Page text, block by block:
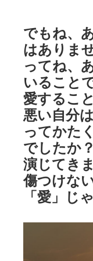
でもね、
はありま
ってね、
いること
愛するこ
悪い自分
ってかた
でしたか
演じてき
傷つけな
「愛」じ